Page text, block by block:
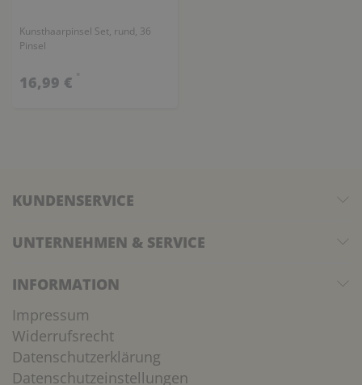
Kunsthaarpinsel Set, rund, 36
Pinsel
16,99 € *
KUNDENSERVICE
UNTERNEHMEN & SERVICE
INFORMATION
Impressum
Widerrufsrecht
Datenschutzerklärung
Datenschutzeinstellungen